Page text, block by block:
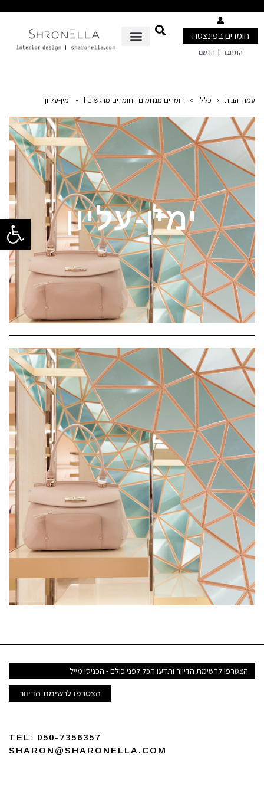
פתח
חומרים בפינצטה
התחבר | הרשם
עמוד הבית » כללי » חומרים מנחמים I חומרים מרגשים I » ימין-עליון
ימין-עליון
דואר
אלקטרוני
הצטרפו לרשימת הדיוור
TEL: 050-7356357
SHARON@SHARONELLA.COM